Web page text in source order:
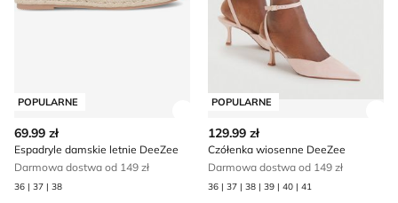
POPULARNE
69.99 zł
Espadryle damskie letnie DeeZee
Darmowa dostwa od 149 zł
36 | 37 | 38
POPULARNE
129.99 zł
Czółenka wiosenne DeeZee
Darmowa dostwa od 149 zł
36 | 37 | 38 | 39 | 40 | 41